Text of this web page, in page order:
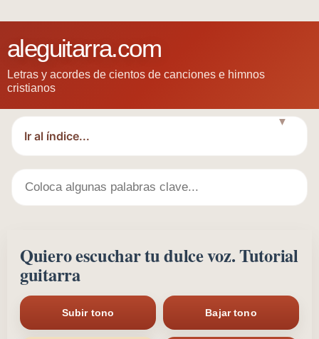
aleguitarra.com
Letras y acordes de cientos de canciones e himnos
cristianos
▼
Quiero escuchar tu dulce voz. Tutorial
guitarra
Subir tono Bajar tono